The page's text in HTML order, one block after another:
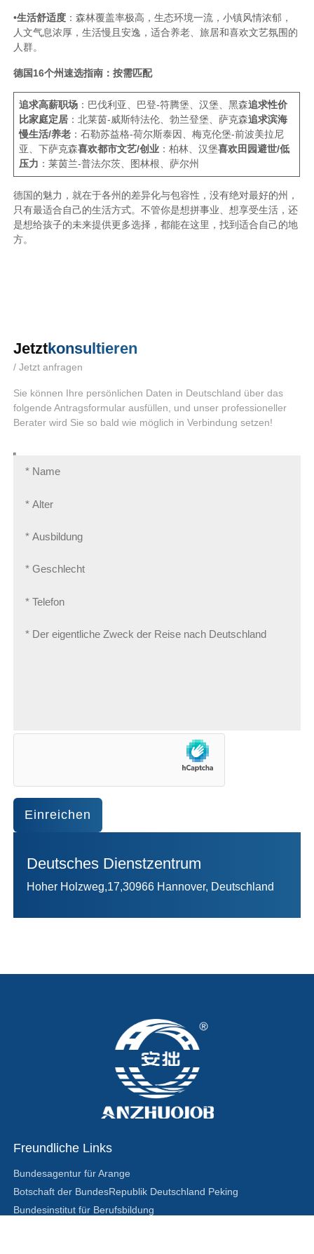
•生活舒适度 ：森林覆盖率极高，生态环境一流，小镇风情浓郁，
人文气息浓厚，生活慢且安逸，适合养老、旅居和喜欢文艺氛围的
人群。
德国16个州速选指南：按需匹配
追求高薪职场 ：巴伐利亚、巴登-符腾堡、汉堡、黑森追求性价
比家庭定居 ：北莱茵-威斯特法伦、勃兰登堡、萨克森追求滨海
慢生活/养老 ：石勒苏益格-荷尔斯泰因、梅克伦堡-前波美拉尼
亚、下萨克森喜欢都市文艺/创业 ：柏林、汉堡喜欢田园避世/低
压力 ：莱茵兰-普法尔茨、图林根、萨尔州
德国的魅力，就在于各州的差异化与包容性，没有绝对最好的州，
只有最适合自己的生活方式。不管你是想拼事业、想享受生活，还
是想给孩子的未来提供更多选择，都能在这里，找到适合自己的地
方。
Jetztkonsultieren
/ Jetzt anfragen
Sie können Ihre persönlichen Daten in Deutschland über das
folgende Antragsformular ausfüllen, und unser professioneller
Berater wird Sie so bald wie möglich in Verbindung setzen!
Einreichen
Deutsches Dienstzentrum
Hoher Holzweg,17,30966 Hannover, Deutschland
Freundliche Links
Bundesagentur für Arange
Botschaft der BundesRepublik Deutschland Peking
Bundesinstitut für Berufsbildung
Kontaktieren Sie uns